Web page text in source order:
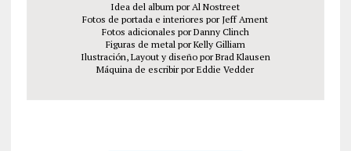
Idea del album por Al Nostreet
Fotos de portada e interiores por Jeff Ament
Fotos adicionales por Danny Clinch
Figuras de metal por Kelly Gilliam
Ilustración, Layout y diseño por Brad Klausen
Máquina de escribir por Eddie Vedder